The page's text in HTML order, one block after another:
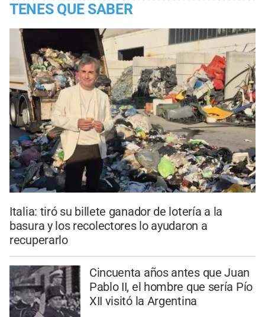
TENES QUE SABER
Italia: tiró su billete ganador de lotería a la
basura y los recolectores lo ayudaron a
recuperarlo
Cincuenta años antes que Juan
Pablo II, el hombre que sería Pío
XII visitó la Argentina